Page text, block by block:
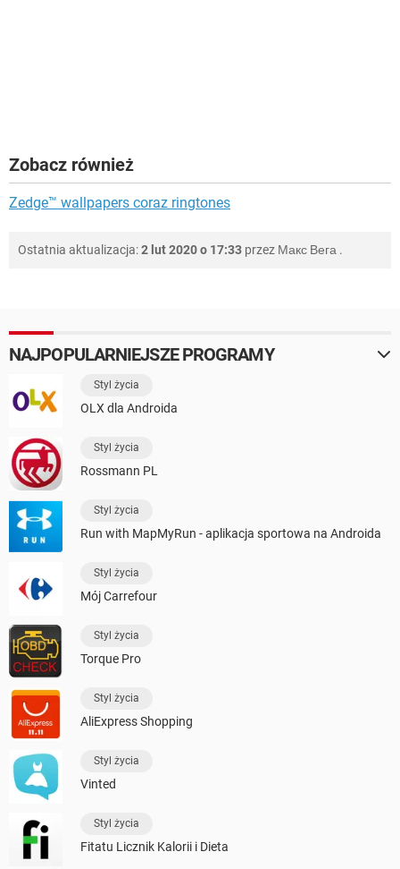
Zobacz również
Zedge™ wallpapers coraz ringtones
Ostatnia aktualizacja:2 lut 2020 o 17:33 przez Макс Вега .
NAJPOPULARNIEJSZE PROGRAMY
Styl życia
OLX dla Androida
Styl życia
Rossmann PL
Styl życia
Run with MapMyRun - aplikacja sportowa na Androida
Styl życia
Mój Carrefour
Styl życia
Torque Pro
Styl życia
AliExpress Shopping
Styl życia
Vinted
Styl życia
Fitatu Licznik Kalorii i Dieta